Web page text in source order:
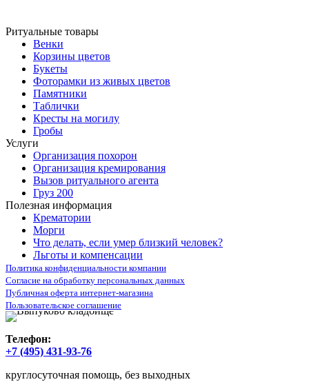
Ритуальные товары
Венки
Корзины цветов
Букеты
Фоторамки из живых цветов
Памятники
Таблички
Кресты на могилу
Гробы
Услуги
Организация похорон
Организация кремирования
Вызов ритуального агента
Груз 200
Полезная информация
Крематории
Морги
Что делать, если умер близкий человек?
Льготы и компенсации
Политика конфиденциальности компании
Согласие на обработку персональных данных
Публичная оферта интернет-магазина
Пользовательское соглашение
Телефон:
+7 (495) 431-93-76
круглосуточная помощь, без выходных